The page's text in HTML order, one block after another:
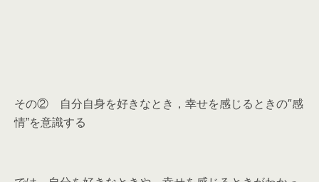
その② 自分自身を好きなとき，幸せを感じるときの″感
情”を意識する